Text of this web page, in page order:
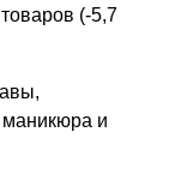
(-5,7
и